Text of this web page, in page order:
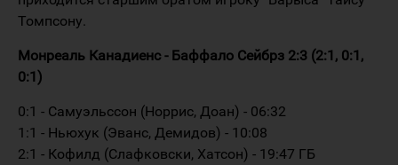
Томпсону.
Монреаль Канадиенс - Баффало Сейбрз 2:3 (2:1, 0:1,
0:1)
0:1 - Самуэльссон (Норрис, Доан) - 06:32
1:1 - Ньюхук (Эванс, Демидов) - 10:08
2:1 - Кофилд (Слафковски, Хатсон) - 19:47 ГБ